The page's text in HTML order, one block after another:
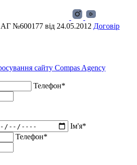
№600177 від 24.05.2012 Договір
сайту Compas Agency
Телефон*
Ім'я*
Телефон*